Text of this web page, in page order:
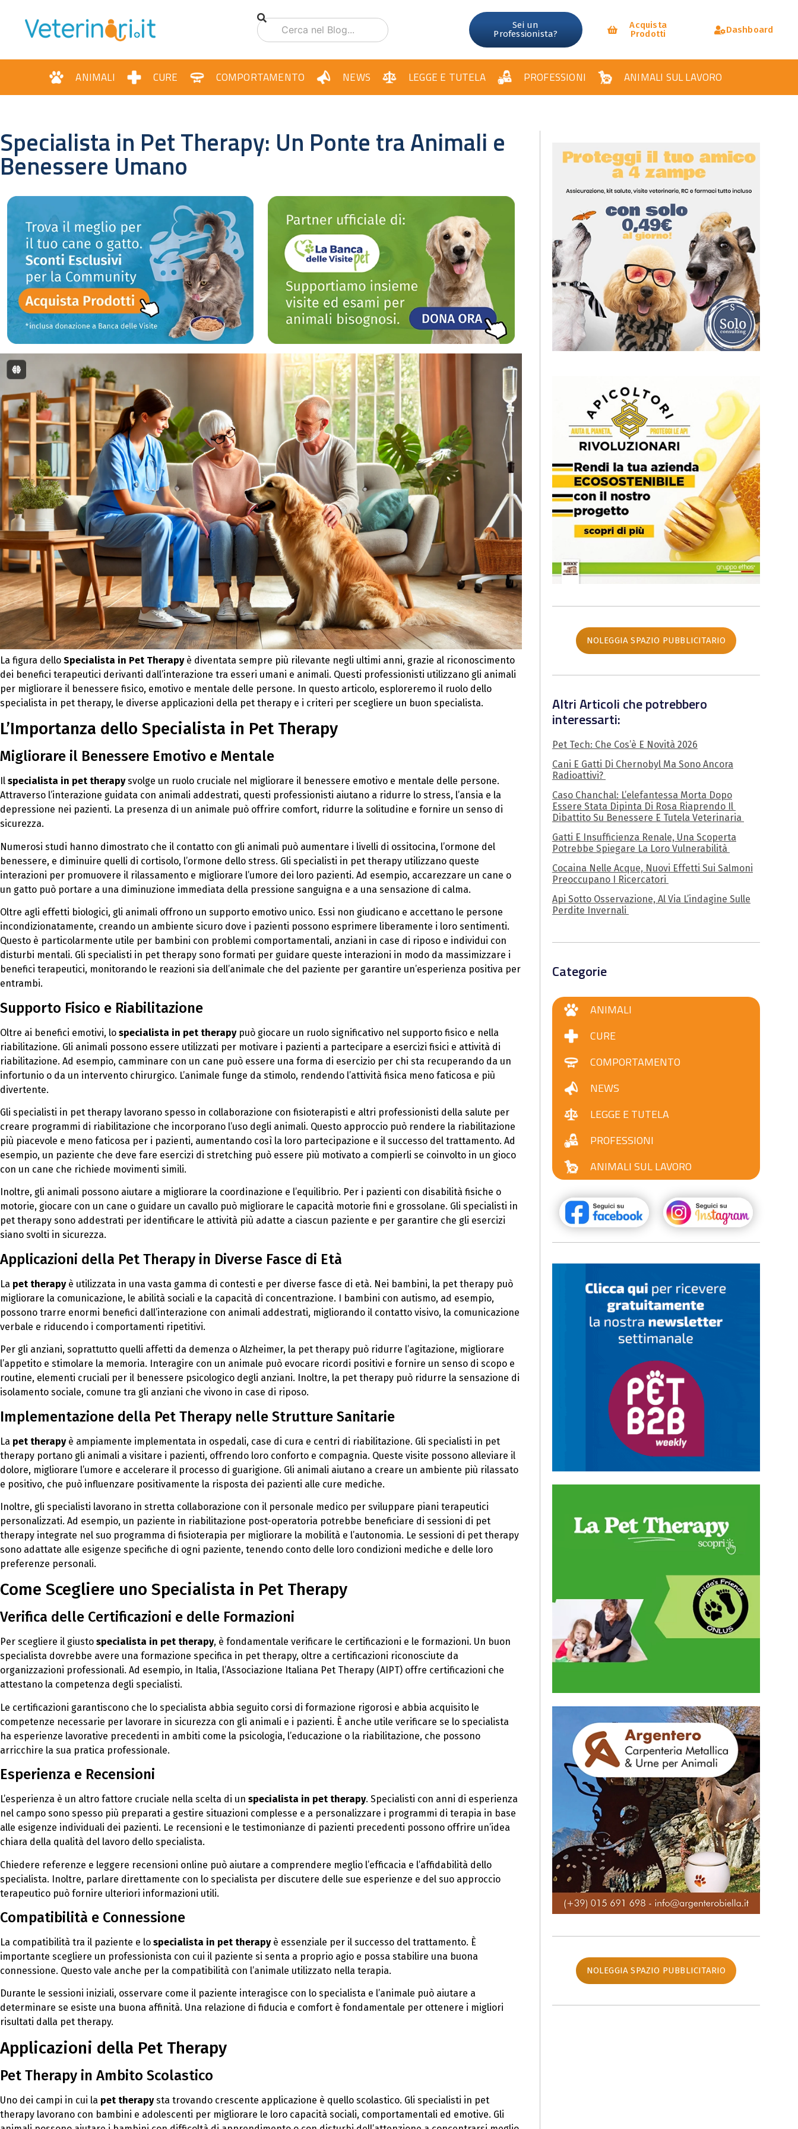
Sei un
Professionista?
Acquista
Prodotti
Dashboard
ANIMALI CURE COMPORTAMENTO NEWS LEGGE E TUTELA PROFESSIONI ANIMALI SUL LAVORO
Specialista in Pet Therapy: Un Ponte tra Animali e
Benessere Umano
La figura dello Specialista in Pet Therapyè diventata sempre più rilevante negli ultimi anni, grazie al riconoscimento
dei benefici terapeutici derivanti dall’interazione tra esseri umani e animali. Questi professionisti utilizzano gli animali
per migliorare il benessere fisico, emotivo e mentale delle persone. In questo articolo, esploreremo il ruolo dello
specialista in pet therapy, le diverse applicazioni della pet therapy e i criteri per scegliere un buon specialista.
L’Importanza dello Specialista in Pet Therapy
Migliorare il Benessere Emotivo e Mentale
Il specialista in pet therapysvolge un ruolo cruciale nel migliorare il benessere emotivo e mentale delle persone.
Attraverso l’interazione guidata con animali addestrati, questi professionisti aiutano a ridurre lo stress, l’ansia e la
depressione nei pazienti. La presenza di un animale può offrire comfort, ridurre la solitudine e fornire un senso di
sicurezza.
Numerosi studi hanno dimostrato che il contatto con gli animali può aumentare i livelli di ossitocina, l’ormone del
benessere, e diminuire quelli di cortisolo, l’ormone dello stress. Gli specialisti in pet therapy utilizzano queste
interazioni per promuovere il rilassamento e migliorare l’umore dei loro pazienti. Ad esempio, accarezzare un cane o
un gatto può portare a una diminuzione immediata della pressione sanguigna e a una sensazione di calma.
Oltre agli effetti biologici, gli animali offrono un supporto emotivo unico. Essi non giudicano e accettano le persone
incondizionatamente, creando un ambiente sicuro dove i pazienti possono esprimere liberamente i loro sentimenti.
Questo è particolarmente utile per bambini con problemi comportamentali, anziani in case di riposo e individui con
disturbi mentali. Gli specialisti in pet therapy sono formati per guidare queste interazioni in modo da massimizzare i
benefici terapeutici, monitorando le reazioni sia dell’animale che del paziente per garantire un’esperienza positiva per
entrambi.
Supporto Fisico e Riabilitazione
Oltre ai benefici emotivi, lo specialista in pet therapypuò giocare un ruolo significativo nel supporto fisico e nella
riabilitazione. Gli animali possono essere utilizzati per motivare i pazienti a partecipare a esercizi fisici e attività di
riabilitazione. Ad esempio, camminare con un cane può essere una forma di esercizio per chi sta recuperando da un
infortunio o da un intervento chirurgico. L’animale funge da stimolo, rendendo l’attività fisica meno faticosa e più
divertente.
Gli specialisti in pet therapy lavorano spesso in collaborazione con fisioterapisti e altri professionisti della salute per
creare programmi di riabilitazione che incorporano l’uso degli animali. Questo approccio può rendere la riabilitazione
più piacevole e meno faticosa per i pazienti, aumentando così la loro partecipazione e il successo del trattamento. Ad
esempio, un paziente che deve fare esercizi di stretching può essere più motivato a compierli se coinvolto in un gioco
con un cane che richiede movimenti simili.
Inoltre, gli animali possono aiutare a migliorare la coordinazione e l’equilibrio. Per i pazienti con disabilità fisiche o
motorie, giocare con un cane o guidare un cavallo può migliorare le capacità motorie fini e grossolane. Gli specialisti in
pet therapy sono addestrati per identificare le attività più adatte a ciascun paziente e per garantire che gli esercizi
siano svolti in sicurezza.
Applicazioni della Pet Therapy in Diverse Fasce di Età
La pet therapyè utilizzata in una vasta gamma di contesti e per diverse fasce di età. Nei bambini, la pet therapy può
migliorare la comunicazione, le abilità sociali e la capacità di concentrazione. I bambini con autismo, ad esempio,
possono trarre enormi benefici dall’interazione con animali addestrati, migliorando il contatto visivo, la comunicazione
verbale e riducendo i comportamenti ripetitivi.
Per gli anziani, soprattutto quelli affetti da demenza o Alzheimer, la pet therapy può ridurre l’agitazione, migliorare
l’appetito e stimolare la memoria. Interagire con un animale può evocare ricordi positivi e fornire un senso di scopo e
routine, elementi cruciali per il benessere psicologico degli anziani. Inoltre, la pet therapy può ridurre la sensazione di
isolamento sociale, comune tra gli anziani che vivono in case di riposo.
Implementazione della Pet Therapy nelle Strutture Sanitarie
La pet therapyè ampiamente implementata in ospedali, case di cura e centri di riabilitazione. Gli specialisti in pet
therapy portano gli animali a visitare i pazienti, offrendo loro conforto e compagnia. Queste visite possono alleviare il
dolore, migliorare l’umore e accelerare il processo di guarigione. Gli animali aiutano a creare un ambiente più rilassato
e positivo, che può influenzare positivamente la risposta dei pazienti alle cure mediche.
Inoltre, gli specialisti lavorano in stretta collaborazione con il personale medico per sviluppare piani terapeutici
personalizzati. Ad esempio, un paziente in riabilitazione post-operatoria potrebbe beneficiare di sessioni di pet
therapy integrate nel suo programma di fisioterapia per migliorare la mobilità e l’autonomia. Le sessioni di pet therapy
sono adattate alle esigenze specifiche di ogni paziente, tenendo conto delle loro condizioni mediche e delle loro
preferenze personali.
Come Scegliere uno Specialista in Pet Therapy
Verifica delle Certificazioni e delle Formazioni
Per scegliere il giusto specialista in pet therapy, è fondamentale verificare le certificazioni e le formazioni. Un buon
specialista dovrebbe avere una formazione specifica in pet therapy, oltre a certificazioni riconosciute da
organizzazioni professionali. Ad esempio, in Italia, l’Associazione Italiana Pet Therapy (AIPT) offre certificazioni che
attestano la competenza degli specialisti.
Le certificazioni garantiscono che lo specialista abbia seguito corsi di formazione rigorosi e abbia acquisito le
competenze necessarie per lavorare in sicurezza con gli animali e i pazienti. È anche utile verificare se lo specialista
ha esperienze lavorative precedenti in ambiti come la psicologia, l’educazione o la riabilitazione, che possono
arricchire la sua pratica professionale.
Esperienza e Recensioni
L’esperienza è un altro fattore cruciale nella scelta di un specialista in pet therapy. Specialisti con anni di esperienza
nel campo sono spesso più preparati a gestire situazioni complesse e a personalizzare i programmi di terapia in base
alle esigenze individuali dei pazienti. Le recensioni e le testimonianze di pazienti precedenti possono offrire un’idea
chiara della qualità del lavoro dello specialista.
Chiedere referenze e leggere recensioni online può aiutare a comprendere meglio l’efficacia e l’affidabilità dello
specialista. Inoltre, parlare direttamente con lo specialista per discutere delle sue esperienze e del suo approccio
terapeutico può fornire ulteriori informazioni utili.
Compatibilità e Connessione
La compatibilità tra il paziente e lo specialista in pet therapyè essenziale per il successo del trattamento. È
importante scegliere un professionista con cui il paziente si senta a proprio agio e possa stabilire una buona
connessione. Questo vale anche per la compatibilità con l’animale utilizzato nella terapia.
Durante le sessioni iniziali, osservare come il paziente interagisce con lo specialista e l’animale può aiutare a
determinare se esiste una buona affinità. Una relazione di fiducia e comfort è fondamentale per ottenere i migliori
risultati dalla pet therapy.
Applicazioni della Pet Therapy
Pet Therapy in Ambito Scolastico
Uno dei campi in cui la pet therapysta trovando crescente applicazione è quello scolastico. Gli specialisti in pet
therapy lavorano con bambini e adolescenti per migliorare le loro capacità sociali, comportamentali ed emotive. Gli
NOLEGGIA SPAZIO PUBBLICITARIO
Altri Articoli che potrebbero
interessarti:
Pet Tech: Che Cos’è E Novità 2026
Cani E Gatti Di Chernobyl Ma Sono Ancora
Radioattivi?
Caso Chanchal: L’elefantessa Morta Dopo
Essere Stata Dipinta Di Rosa Riaprendo Il
Dibattito Su Benessere E Tutela Veterinaria
Gatti E Insufficienza Renale, Una Scoperta
Potrebbe Spiegare La Loro Vulnerabilità
Cocaina Nelle Acque, Nuovi Effetti Sui Salmoni
Preoccupano I Ricercatori
Api Sotto Osservazione, Al Via L’indagine Sulle
Perdite Invernali
Categorie
ANIMALI
CURE
COMPORTAMENTO
NEWS
LEGGE E TUTELA
PROFESSIONI
ANIMALI SUL LAVORO
NOLEGGIA SPAZIO PUBBLICITARIO